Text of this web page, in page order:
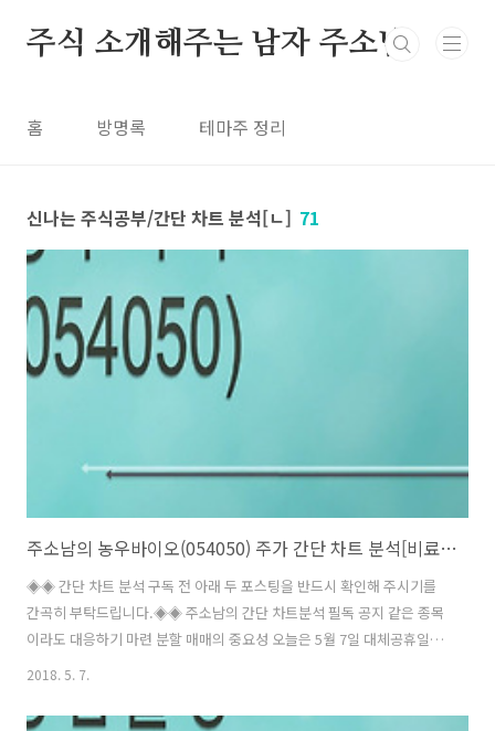
주식 소개해주는 남자 주소남
홈 방명록 테마주 정리
신나는 주식공부/간단 차트 분석[ㄴ] 71
주소남의 농우바이오(054050) 주가 간단 차트 분석[비료 관련주]
◈◈ 간단 차트 분석 구독 전 아래 두 포스팅을 반드시 확인해 주시기를
간곡히 부탁드립니다.◈◈ 주소남의 간단 차트분석 필독 공지 같은 종목
이라도 대응하기 마련 분할 매매의 중요성 오늘은 5월 7일 대체공휴일로
증시가 휴장입니다. 혹시나 출근하신 분들 중 자연스럽게 주식 시세를 확
련주 총정리 시간에 잠시 언급한 바 있는 농우바이오(054050) 입니다.
2018. 5. 7.